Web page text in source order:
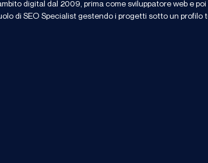
digital dal 2009, prima come sviluppatore web e
di SEO Specialist gestendo i progetti sotto un profilo